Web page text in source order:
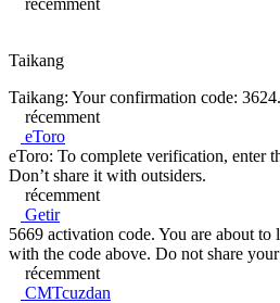
Taikang
Taikang: Your confirmation code: 3624.
récemment
eToro
eToro: To complete verification, enter
Don’t share it with outsiders.
récemment
Getir
5669 activation code. You are about
with the code above. Do not share
récemment
CMTcuzdan